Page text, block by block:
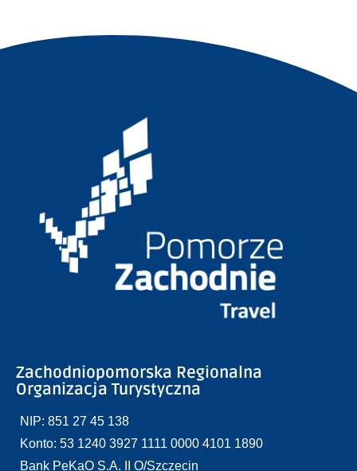
Zachodniopomorska Regionalna
Organizacja Turystyczna
NIP: 851 27 45 138
Konto: 53 1240 3927 1111 0000 4101 1890
Bank PeKaO S.A. II O/Szczecin